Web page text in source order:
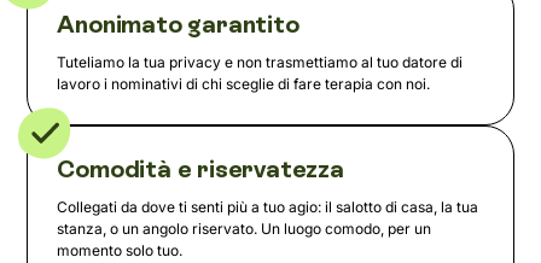
Anonimato garantito
Tuteliamo la tua privacy e non trasmettiamo al tuo datore di
lavoro i nominativi di chi sceglie di fare terapia con noi.
Comodità e riservatezza
Collegati da dove ti senti più a tuo agio: il salotto di casa, la tua
stanza, o un angolo riservato. Un luogo comodo, per un
momento solo tuo.